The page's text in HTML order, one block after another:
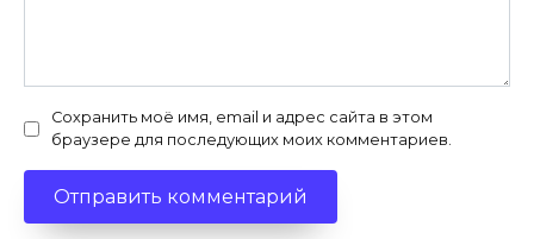
Сохранить моё имя, email и адрес сайта в этом
браузере для последующих моих комментариев.